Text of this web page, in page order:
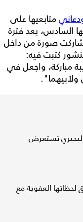
متابعيها على
السادس، بعد فترة
صورة من داخل
كتبت فيه:
مباركة، واجعل في
البحيري تستعرض
لحظاتها العفوية مع